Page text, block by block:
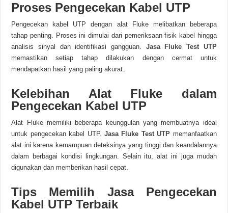
Proses Pengecekan Kabel UTP
Pengecekan kabel UTP dengan alat Fluke melibatkan beberapa
tahap penting. Proses ini dimulai dari pemeriksaan fisik kabel hingga
analisis sinyal dan identifikasi gangguan. Jasa Fluke Test UTP
memastikan setiap tahap dilakukan dengan cermat untuk
mendapatkan hasil yang paling akurat.
Kelebihan Alat Fluke dalam
Pengecekan Kabel UTP
Alat Fluke memiliki beberapa keunggulan yang membuatnya ideal
untuk pengecekan kabel UTP. Jasa Fluke Test UTP memanfaatkan
alat ini karena kemampuan deteksinya yang tinggi dan keandalannya
dalam berbagai kondisi lingkungan. Selain itu, alat ini juga mudah
digunakan dan memberikan hasil cepat.
Tips Memilih Jasa Pengecekan
Kabel UTP Terbaik